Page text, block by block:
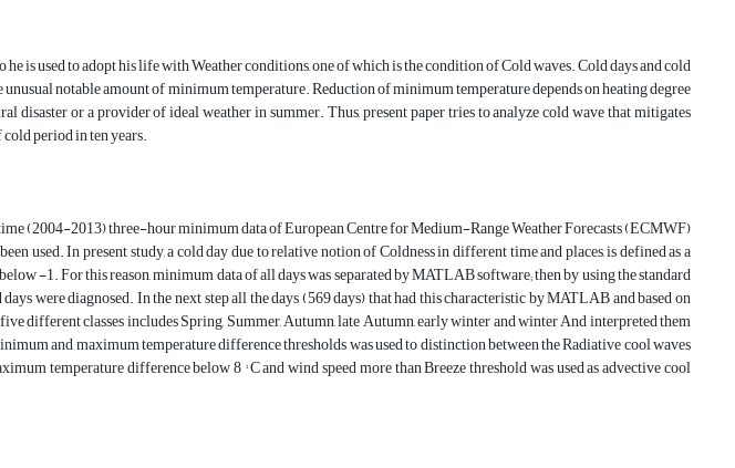
he is used to adopt his life with Weather conditions, one of which is the condition of Cold waves. Cold days and cold
notable amount of minimum temperature. Reduction of minimum temperature depends on heating degree
disaster or a provider of ideal weather in summer. Thus, present paper tries to analyze cold wave that mitigates
period in ten years.
(2004-2013) three-hour minimum data of European Centre for Medium-Range Weather Forecasts (ECMWF)
used. In present study, a cold day due to relative notion of Coldness in different time and places, is defined as a
-1. For this reason, minimum data of all days was separated by MATLAB software; then by using the standard
were diagnosed. In the next step all the days (569 days) that had this characteristic by MATLAB and based on
different classes includes Spring, Summer, Autumn, late Autumn, early winter and winter And interpreted them
and maximum temperature difference thresholds was used to distinction between the Radiative cool waves
temperature difference below 8 ° C and wind speed more than Breeze threshold was used as advective cool